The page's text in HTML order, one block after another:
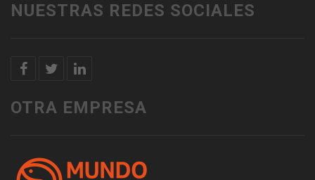
NUESTRAS REDES SOCIALES
OTRA EMPRESA